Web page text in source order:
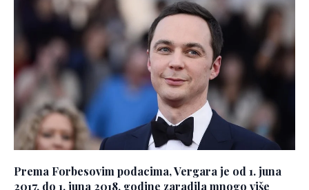
Prema Forbesovim podacima, Vergara je od 1. juna
2017. do 1. juna 2018. godine zaradila mnogo više